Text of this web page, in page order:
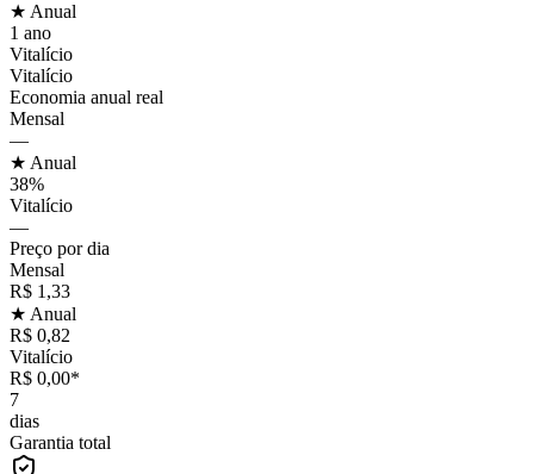
★ Anual
1 ano
Vitalício
Vitalício
Economia anual real
Mensal
—
★ Anual
38%
Vitalício
—
Preço por dia
Mensal
R$ 1,33
★ Anual
R$ 0,82
Vitalício
R$ 0,00*
7
dias
Garantia total